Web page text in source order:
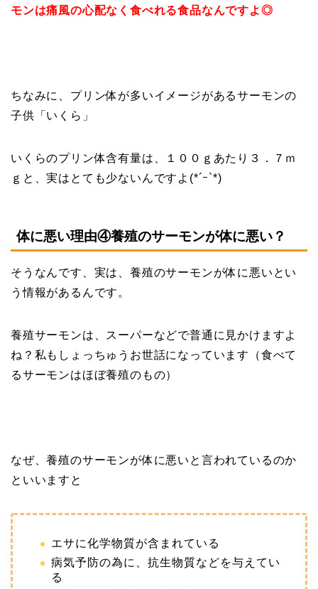
モンは痛風の心配なく食べれる食品なんですよ◎
ちなみに、プリン体が多いイメージがあるサーモンの
子供「いくら」
いくらのプリン体含有量は、１００ｇあたり３．７ｍ
ｇと、実はとても少ないんですよ(*´ｰ`*)
体に悪い理由④養殖のサーモンが体に悪い？
そうなんです、実は、養殖のサーモンが体に悪いとい
う情報があるんです。
養殖サーモンは、スーパーなどで普通に見かけますよ
ね？私もしょっちゅうお世話になっています（食べて
るサーモンはほぼ養殖のもの）
なぜ、養殖のサーモンが体に悪いと言われているのか
といいますと
エサに化学物質が含まれている
病気予防の為に、抗生物質などを与えてい
る